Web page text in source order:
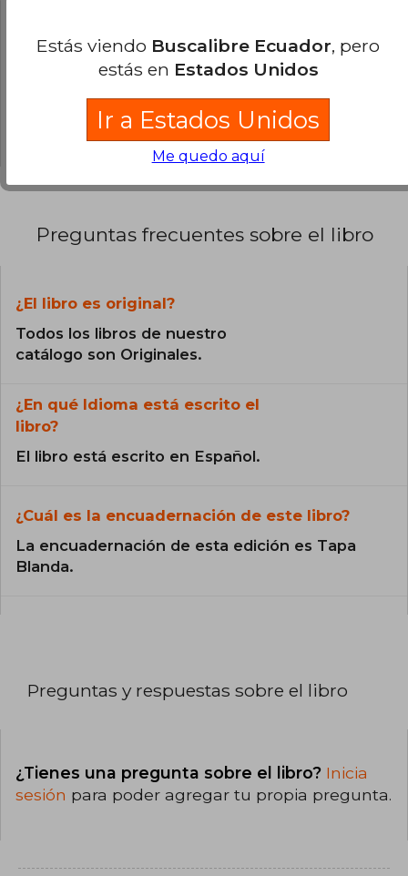
0% (0)
0% (0)
0% (0)
0% (0)
Preguntas frecuentes sobre el libro
¿El libro es original?
Todos los libros de nuestro
catálogo son Originales.
¿En qué Idioma está escrito el
libro?
El libro está escrito en Español.
¿Cuál es la encuadernación de este libro?
La encuadernación de esta edición es Tapa
Blanda.
Preguntas y respuestas sobre el libro
¿Tienes una pregunta sobre el libro? Inicia
sesión para poder agregar tu propia pregunta.
Estás viendo Buscalibre Ecuador, pero
estás en Estados Unidos
Ir a Estados Unidos
Me quedo aquí